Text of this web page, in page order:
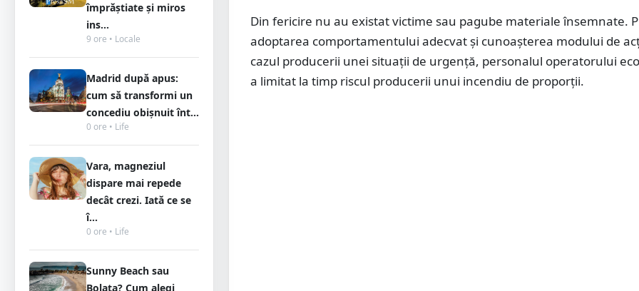
împrăștiate și miros
ins...
9 ore • Locale
Madrid după apus:
cum să transformi un
concediu obișnuit înt...
0 ore • Life
Vara, magneziul
dispare mai repede
decât crezi. Iată ce se
î...
0 ore • Life
Sunny Beach sau
Bolata? Cum alegi
Din fericire nu au existat victime sau pagube materiale însemnate.
adoptarea comportamentului adecvat şi cunoaşterea modului de
cazul producerii unei situaţii de urgenţă, personalul operatorului
a limitat la timp riscul producerii unui incendiu de proporții.